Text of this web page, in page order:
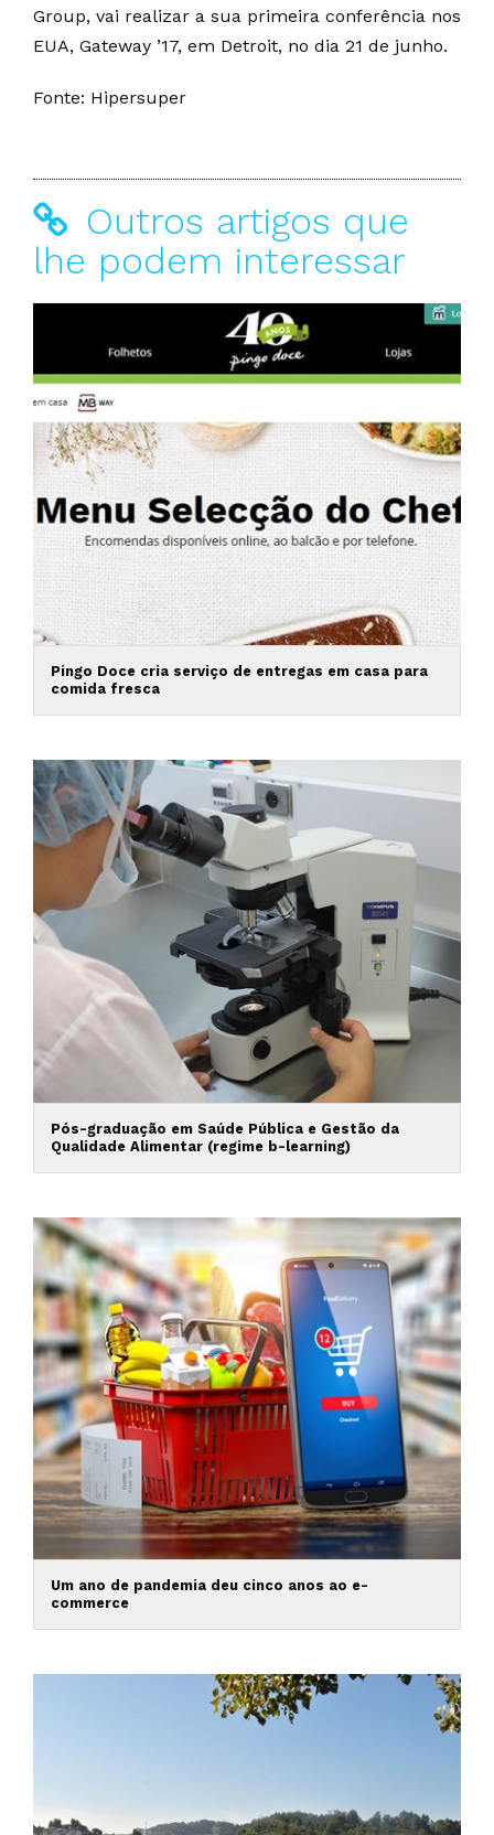
Group, vai realizar a sua primeira conferência nos
EUA, Gateway ’17, em Detroit, no dia 21 de junho.
Fonte: Hipersuper
Outros artigos que
lhe podem interessar
Pingo Doce cria serviço de entregas em casa para
comida fresca
Pós-graduação em Saúde Pública e Gestão da
Qualidade Alimentar (regime b-learning)
Um ano de pandemia deu cinco anos ao e-
commerce